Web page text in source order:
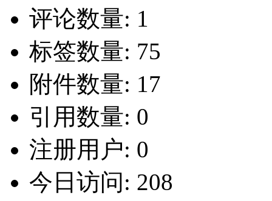
评论数量: 1
标签数量: 75
附件数量: 17
引用数量: 0
注册用户: 0
今日访问: 208